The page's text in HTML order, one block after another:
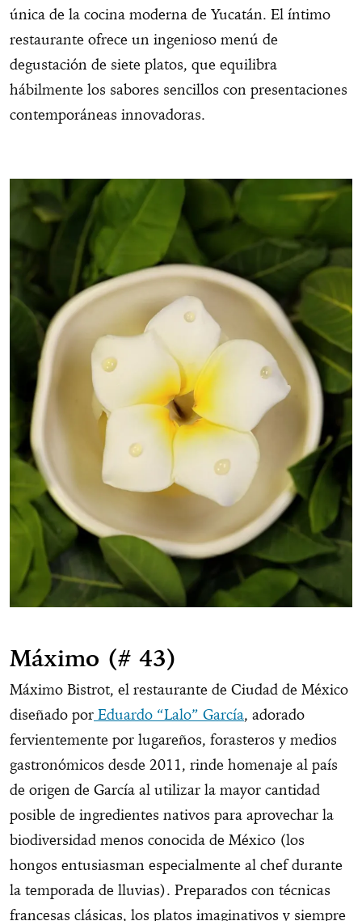
única de la cocina moderna de Yucatán. El íntimo
restaurante ofrece un ingenioso menú de
degustación de siete platos, que equilibra
hábilmente los sabores sencillos con presentaciones
contemporáneas innovadoras.
Máximo (# 43)
Máximo Bistrot, el restaurante de Ciudad de México
diseñado por Eduardo “Lalo” García, adorado
fervientemente por lugareños, forasteros y medios
gastronómicos desde 2011, rinde homenaje al país
de origen de García al utilizar la mayor cantidad
posible de ingredientes nativos para aprovechar la
biodiversidad menos conocida de México (los
hongos entusiasman especialmente al chef durante
la temporada de lluvias). Preparados con técnicas
francesas clásicas, los platos imaginativos y siempre